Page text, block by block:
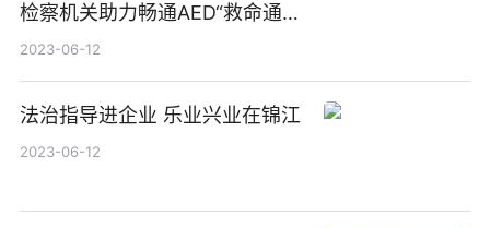
检察机关助力畅通AED“救命通
道”
2023-06-12
法治指导进企业 乐业兴业在锦江
2023-06-12